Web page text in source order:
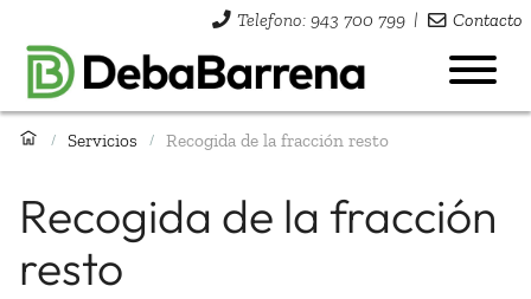
Telefono: 943 700 799 | Contacto
/ Servicios / Recogida de la fracción resto
Recogida de la fracción
resto